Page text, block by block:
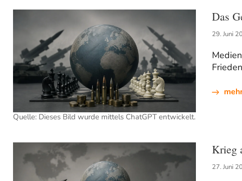
Quelle: Dieses Bild wurde mittels ChatGPT entwickelt.
Das
29. Juni
Krieg
27. Juni